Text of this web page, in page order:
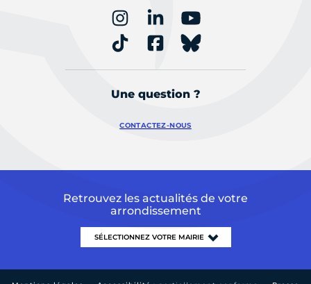
Une question ?
CONTACTEZ-NOUS
Retrouvez les actualités de votre
arrondissement